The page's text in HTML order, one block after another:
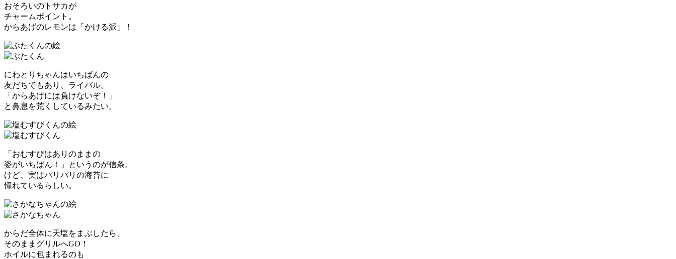
おそろいのトサカが
チャームポイント。
からあげのレモンは「かける派」！
にわとりちゃんはいちばんの
友だちでもあり、ライバル。
「からあげには負けないぞ！」
と鼻息を荒くしているみたい。
「おむすびはありのままの
姿がいちばん！」というのが信条。
けど、実はパリパリの海苔に
憧れているらしい。
からだ全体に天塩をまぶしたら、
そのままグリルへGO！
ホイルに包まれるのも